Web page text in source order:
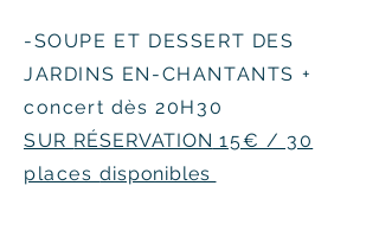
-SOUPE ET DESSERT DES
JARDINS EN-CHANTANTS +
concert dès 20H30
SUR RÉSERVATION 15€ / 30
placesdisponibles